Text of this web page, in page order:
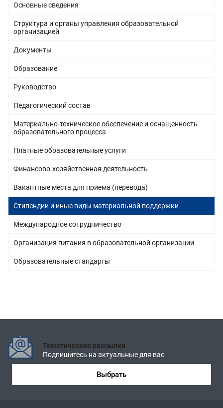
Основные сведения
Структура и органы управления образовательной
организацией
Документы
Образование
Руководство
Педагогический состав
Материально-техническое обеспечение и оснащенность
образовательного процесса
Платные образовательные услуги
Финансово-хозяйственная деятельность
Вакантные места для приема (перевода)
Стипендии и иные виды материальной поддержки
Международное сотрудничество
Организация питания в образовательной организации
Образовательные стандарты
Тематические рассылки
Подпишитесь на актуальные для вас
Выбрать